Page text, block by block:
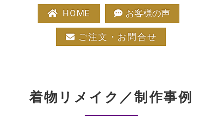
HOME お客様の声
ご注文・お問合せ
着物リメイク／制作事例